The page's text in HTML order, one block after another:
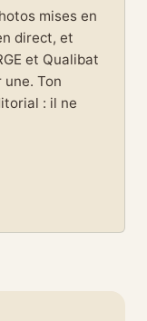
mises en
direct, et
et Qualibat
Ton
: il ne